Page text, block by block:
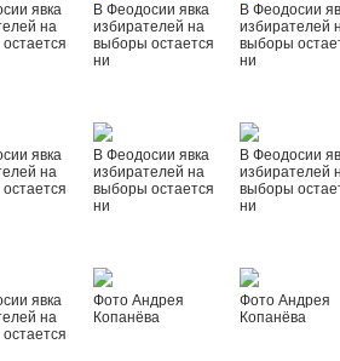
явка
на
В Феодосии явка
избирателей на
выборы остается
ни
В Феодосии
избирателей
выборы
ни
явка
на
В Феодосии явка
избирателей на
выборы остается
ни
В Феодосии
избирателей
выборы
ни
явка
на
Фото Андрея
Копанёва
Фото Андрея
Копанёва